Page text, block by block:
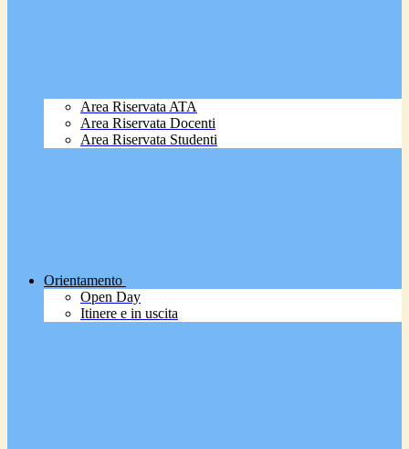
Area Riservata ATA
Area Riservata Docenti
Area Riservata Studenti
Orientamento
Open Day
Itinere e in uscita